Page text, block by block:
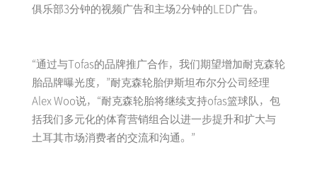
俱乐部3分钟的视频广告和主场2分钟的LED广告。
“通过与Tofas的品牌推广合作，我们期望增加耐克森轮
胎品牌曝光度，”耐克森轮胎伊斯坦布尔分公司经理
Alex Woo说，“耐克森轮胎将继续支持ofas篮球队，包
括我们多元化的体育营销组合以进一步提升和扩大与
土耳其市场消费者的交流和沟通。”